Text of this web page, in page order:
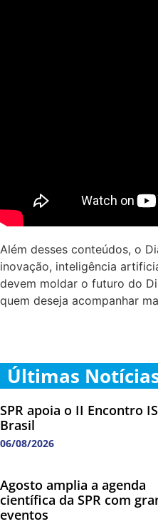
Além desses conteúdos, o
inovação, inteligência
devem moldar o futuro do
quem deseja acompanhar
Últimas
SPR apoia o II Encontro
Brasil
06/08/2026
Agosto amplia a agenda
científica da SPR com
eventos